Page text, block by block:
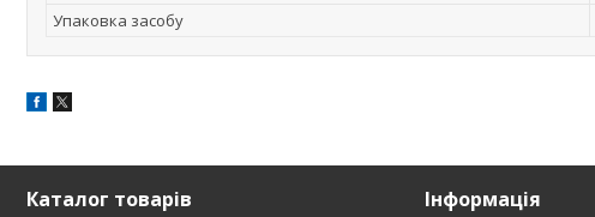
Упаковка засобу
Каталог товарів Інформація